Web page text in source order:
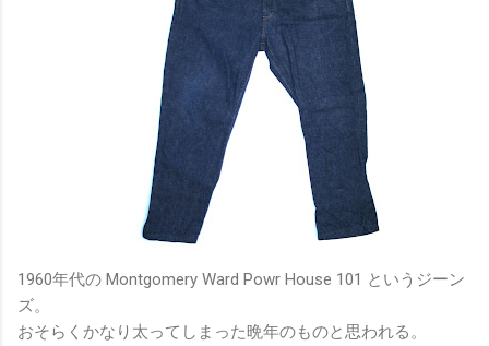
1960年代の Montgomery Ward Powr House 101 というジーン
ズ。
おそらくかなり太ってしまった晩年のものと思われる。